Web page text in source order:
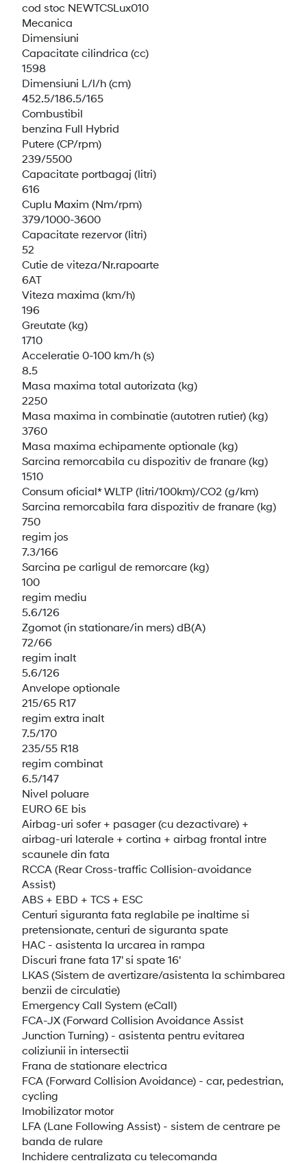
cod stoc NEWTCSLux010
Mecanica
Dimensiuni
Capacitate cilindrica (cc)
1598
Dimensiuni L/l/h (cm)
452.5/186.5/165
Combustibil
benzina Full Hybrid
Putere (CP/rpm)
239/5500
Capacitate portbagaj (litri)
616
Cuplu Maxim (Nm/rpm)
379/1000-3600
Capacitate rezervor (litri)
52
Cutie de viteza/Nr.rapoarte
6AT
Viteza maxima (km/h)
196
Greutate (kg)
1710
Acceleratie 0-100 km/h (s)
8.5
Masa maxima total autorizata (kg)
2250
Masa maxima in combinatie (autotren rutier) (kg)
3760
Masa maxima echipamente optionale (kg)
Sarcina remorcabila cu dispozitiv de franare (kg)
1510
Consum oficial* WLTP (litri/100km)/CO2 (g/km)
Sarcina remorcabila fara dispozitiv de franare (kg)
750
regim jos
7.3/166
Sarcina pe carligul de remorcare (kg)
100
regim mediu
5.6/126
Zgomot (in stationare/in mers) dB(A)
72/66
regim inalt
5.6/126
Anvelope optionale
215/65 R17
regim extra inalt
7.5/170
235/55 R18
regim combinat
6.5/147
Nivel poluare
EURO 6E bis
Airbag-uri sofer + pasager (cu dezactivare) +
airbag-uri laterale + cortina + airbag frontal intre
scaunele din fata
RCCA (Rear Cross-traffic Collision-avoidance
Assist)
ABS + EBD + TCS + ESC
Centuri siguranta fata reglabile pe inaltime si
pretensionate, centuri de siguranta spate
HAC - asistenta la urcarea in rampa
Discuri frane fata 17' si spate 16'
LKAS (Sistem de avertizare/asistenta la schimbarea
benzii de circulatie)
Emergency Call System (eCall)
FCA-JX (Forward Collision Avoidance Assist
Junction Turning) - asistenta pentru evitarea
coliziunii in intersectii
Frana de stationare electrica
FCA (Forward Collision Avoidance) - car, pedestrian,
cycling
Imobilizator motor
LFA (Lane Following Assist) - sistem de centrare pe
banda de rulare
Inchidere centralizata cu telecomanda